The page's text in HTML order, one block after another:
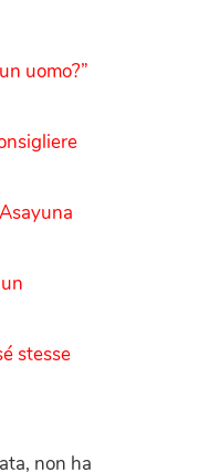
uomo?”
stesse
non ha